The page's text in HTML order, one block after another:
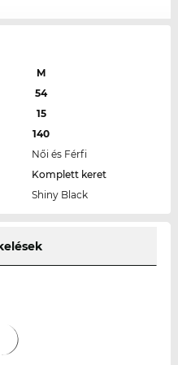
M
54
15
140
Női és Férfi
Komplett keret
Shiny Black